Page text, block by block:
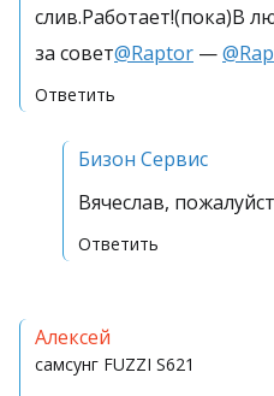
слив.Работает!(пока)В
за совет@Raptor —
Ответить
Бизон Сервис
Вячеслав,
Ответить
Алексей
самсунг FUZZI S621